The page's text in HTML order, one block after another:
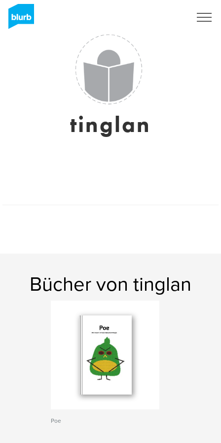
tinglan
Bücher von tinglan
Poe